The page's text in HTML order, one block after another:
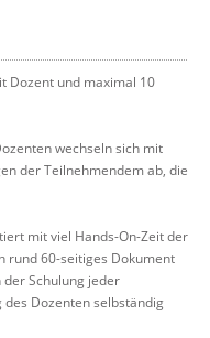
Dozent und maximal 10
wechseln sich mit
der Teilnehmendem ab, die
mit viel Hands-On-Zeit der
rund 60-seitiges Dokument
Schulung jeder
Dozenten selbständig